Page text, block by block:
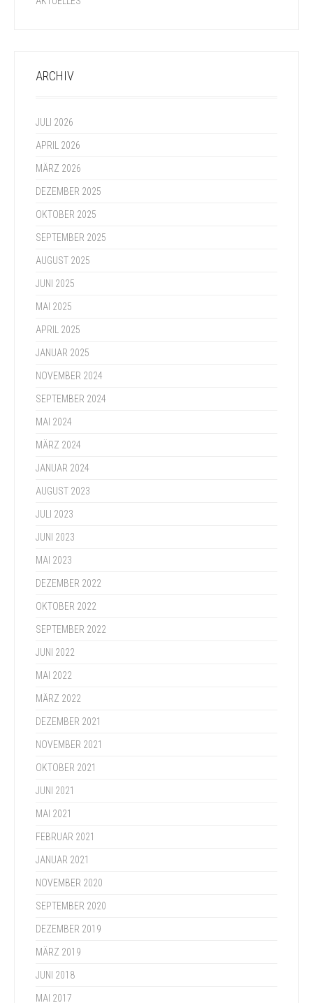
ARCHIV
JULI 2026
APRIL 2026
MÄRZ 2026
DEZEMBER 2025
OKTOBER 2025
SEPTEMBER 2025
AUGUST 2025
JUNI 2025
MAI 2025
APRIL 2025
JANUAR 2025
NOVEMBER 2024
SEPTEMBER 2024
MAI 2024
MÄRZ 2024
JANUAR 2024
AUGUST 2023
JULI 2023
JUNI 2023
MAI 2023
DEZEMBER 2022
OKTOBER 2022
SEPTEMBER 2022
JUNI 2022
MAI 2022
MÄRZ 2022
DEZEMBER 2021
NOVEMBER 2021
OKTOBER 2021
JUNI 2021
MAI 2021
FEBRUAR 2021
JANUAR 2021
NOVEMBER 2020
SEPTEMBER 2020
DEZEMBER 2019
MÄRZ 2019
JUNI 2018
MAI 2017